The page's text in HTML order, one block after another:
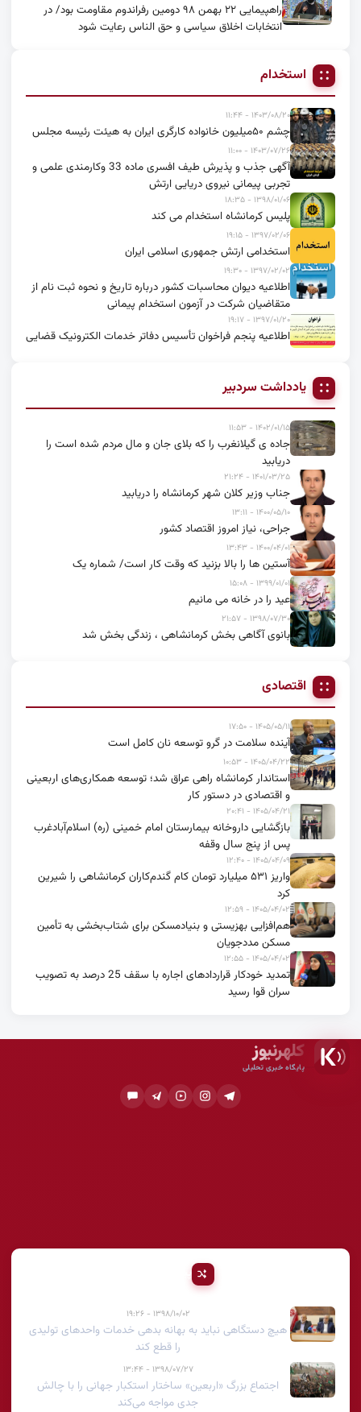
راهپیمایی ۲۲ بهمن ۹۸ دومین رفراندوم مقاومت بود/ در
انتخابات اخلاق سیاسی و حق الناس رعایت شود
استخدام
۱۴۰۳/۰۸/۲۰ - ۱۱:۴۴
چشم ۵۰میلیون خانواده کارگری ایران به هیئت رئیسه مجلس
۱۴۰۳/۰۷/۲۶ - ۱۱:۰۰
آگهی جذب و پذیرش طیف افسری ماده 33 وکارمندی علمی و
تجربی پیمانی نیروی دریایی ارتش
۱۳۹۸/۰۱/۰۶ - ۱۸:۳۵
پلیس کرمانشاه استخدام می کند
۱۳۹۷/۰۲/۰۶ - ۱۹:۱۵
استخدامی ارتش جمهوری اسلامی ایران
۱۳۹۷/۰۲/۰۲ - ۱۹:۳۰
اطلاعیه دیوان محاسبات کشور درباره تاریخ و نحوه ثبت نام از
متقاضیان شرکت در آزمون استخدام پیمانی
۱۳۹۷/۰۱/۲۰ - ۱۹:۱۷
اطلاعیه پنجم فراخوان تأسیس دفاتر خدمات الکترونیک قضایی
یادداشت سردبیر
۱۴۰۲/۰۱/۱۵ - ۱۱:۵۳
جاده ی گیلانغرب را که بلای جان و مال مردم شده است را
دریابید
۱۴۰۱/۰۳/۲۵ - ۲۱:۲۴
جناب وزیر کلان شهر کرمانشاه را دریابید
۱۴۰۰/۰۵/۱۰ - ۱۳:۱۱
جراحی، نیاز امروز اقتصاد کشور
۱۴۰۰/۰۴/۰۱ - ۱۳:۴۳
آستین ها را بالا بزنید که وقت کار است/ شماره یک
۱۳۹۹/۰۱/۰۱ - ۱۵:۰۸
عید را در خانه می مانیم
۱۳۹۸/۰۷/۳۰ - ۲۱:۵۷
بانوی آگاهی بخش کرمانشاهی ، زندگی بخش شد
اقتصادی
۱۴۰۵/۰۵/۱۱ - ۱۷:۵۰
آینده سلامت در گرو توسعه نان کامل است
۱۴۰۵/۰۴/۲۲ - ۱۰:۵۳
استاندار کرمانشاه راهی عراق شد؛ توسعه همکاری‌های اربعینی
و اقتصادی در دستور کار
۱۴۰۵/۰۴/۲۱ - ۲۰:۴۱
بازگشایی داروخانه بیمارستان امام خمینی (ره) اسلام‌آبادغرب
پس از پنج سال وقفه
۱۴۰۵/۰۴/۰۹ - ۱۲:۴۰
واریز ۵۳۱ میلیارد تومان کام گندم‌کاران کرمانشاهی را شیرین
کرد
۱۴۰۵/۰۴/۰۲ - ۱۲:۵۹
هم‌افزایی بهزیستی و بنیادمسکن برای شتاب‌بخشی به تأمین
مسکن مددجویان
۱۴۰۵/۰۴/۰۲ - ۱۲:۵۵
تمدید خودکار قراردادهای اجاره با سقف 25 درصد به تصویب
سران قوا رسید
کلهرنیوز
پایگاه خبری تحلیلی
پیشنهادی
۱۳۹۸/۱۰/۰۲ - ۱۹:۲۶
هیچ دستگاهی نباید به بهانه بدهی خدمات واحدهای تولیدی
را قطع کند
۱۳۹۸/۰۷/۲۷ - ۱۳:۴۴
اجتماع بزرگ «اربعین» ساختار استکبار جهانی را با چالش
جدی مواجه می‌کند